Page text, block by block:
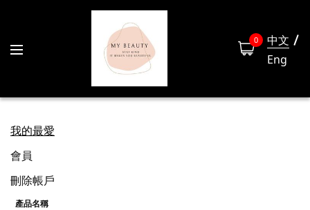
0
中文
Eng
我的最愛
會員
刪除帳戶
產品名稱